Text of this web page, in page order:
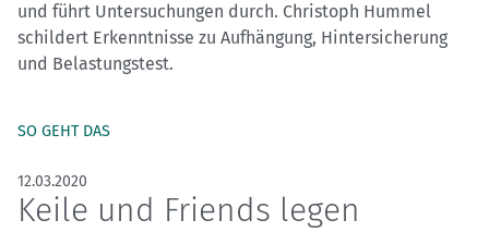
und führt Unter­suchungen durch. Christoph Hummel
schildert Erkenntnisse zu Aufhängung, Hintersicherung
und Belastungstest.
SO GEHT DAS
12.03.2020
Keile und Friends legen